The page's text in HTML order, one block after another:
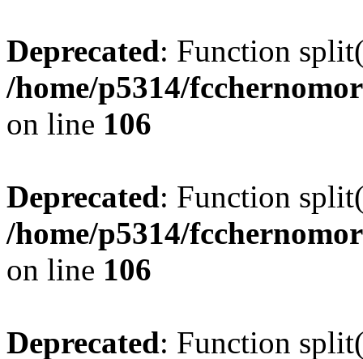
Deprecated: Function
/home/p5314/
on line 106
Deprecated: Function
/home/p5314/
on line 106
Deprecated: Function